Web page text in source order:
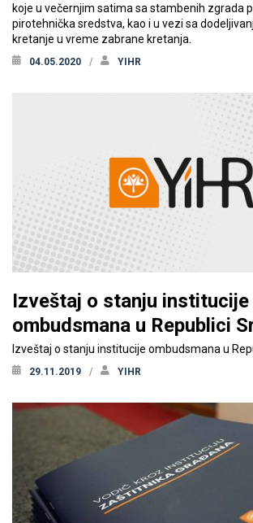
koje u večernjim satima sa stambenih zgrada
pirotehnička sredstva, kao i u vezi sa
kretanje u vreme zabrane kretanja.
04.05.2020 YIHR
Izveštaj o stanju institucije
ombudsmana u Republici
Izveštaj o stanju institucije ombudsmana u
29.11.2019 YIHR